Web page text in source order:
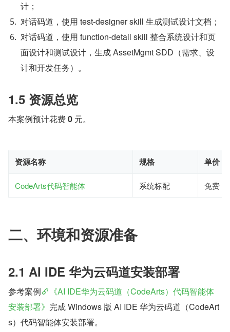
计；
对话码道，使用 test-designer skill 生成测试设计文档；
对话码道，使用 function-detail skill 整合系统设计和页
面设计和测试设计，生成 AssetMgmt SDD（需求、设
计和开发任务）。
1.5 资源总览
本案例预计花费 0 元。
资源名称 规格 单价（
CodeArts代码智能体 系统标配 免费
二、环境和资源准备
2.1 AI IDE 华为云码道安装部署
参考案例
《AI IDE华为云码道（CodeArts）代码智能体
安装部署》 完成 Windows 版 AI IDE 华为云码道（CodeArt
s）代码智能体安装部署。